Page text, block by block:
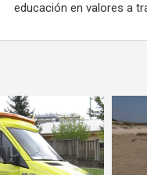
educación en valores a